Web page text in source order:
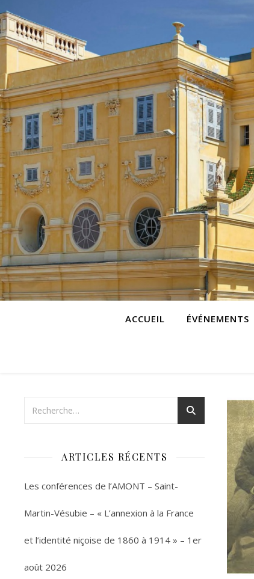
ACCUEIL ÉVÉNEMENTS
ARTICLES RÉCENTS
Les conférences de l’AMONT – Saint-
Martin-Vésubie – « L’annexion à la France
et l’identité niçoise de 1860 à 1914 » – 1er
août 2026